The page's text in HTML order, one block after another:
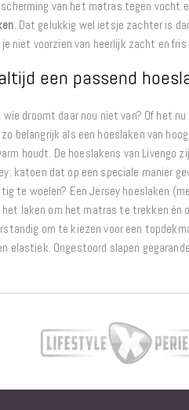
van het matras tegen vocht
. Dat gelukkig wel ietsje zachter is
niet voorzien van heerlijk zacht en
een passend
droomt daar nou niet van? Of het
belangrijk als een hoeslaken van
houdt. De hoeslakens van Livengo
katoen dat op een speciale manier
te woelen? Een Jersey hoeslaken
laken om het matras te trekken én
om te kiezen voor een
elastiek. Ongestoord slapen